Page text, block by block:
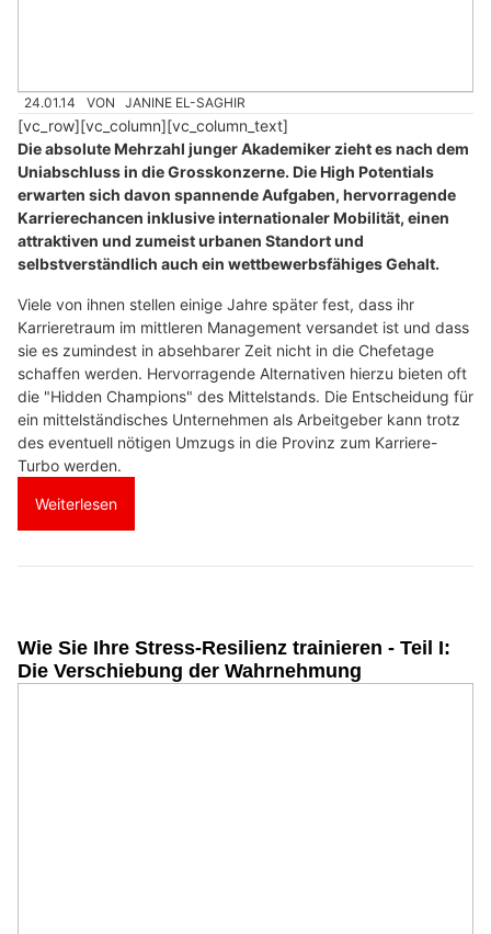
24.01.14 VON JANINE EL-SAGHIR
[vc_row][vc_column][vc_column_text]
Die absolute Mehrzahl junger Akademiker zieht es nach dem
Uniabschluss in die Grosskonzerne. Die High Potentials
erwarten sich davon spannende Aufgaben, hervorragende
Karrierechancen inklusive internationaler Mobilität, einen
attraktiven und zumeist urbanen Standort und
selbstverständlich auch ein wettbewerbsfähiges Gehalt.
Viele von ihnen stellen einige Jahre später fest, dass ihr
Karrieretraum im mittleren Management versandet ist und dass
sie es zumindest in absehbarer Zeit nicht in die Chefetage
schaffen werden. Hervorragende Alternativen hierzu bieten oft
die "Hidden Champions" des Mittelstands. Die Entscheidung für
ein mittelständisches Unternehmen als Arbeitgeber kann trotz
des eventuell nötigen Umzugs in die Provinz zum Karriere-
Turbo werden.
Weiterlesen
Wie Sie Ihre Stress-Resilienz trainieren - Teil I:
Die Verschiebung der Wahrnehmung